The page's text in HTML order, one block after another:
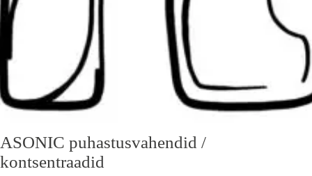
ASONIC puhastusvahendid /
kontsentraadid